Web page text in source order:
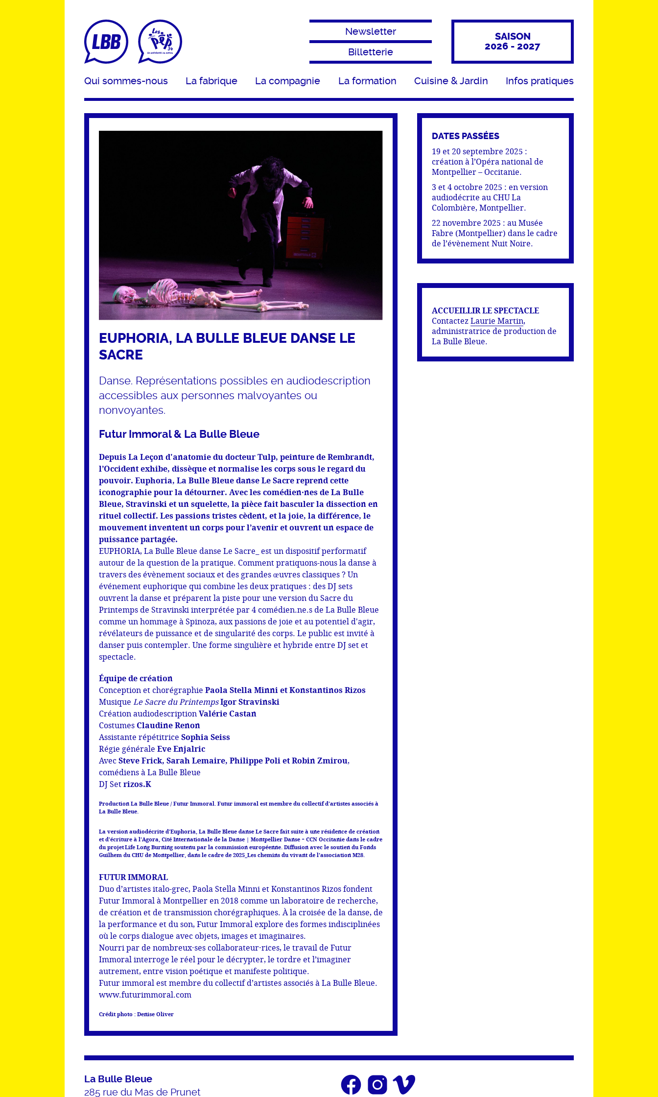
Newsletter
Billetterie
SAISON
2026 - 2027
Qui sommes-nous La fabrique La compagnie La formation Cuisine & Jardin Infos pratiques
EUPHORIA, LA BULLE BLEUE DANSE LE
SACRE
Danse. Représentations possibles en audiodescription
accessibles aux personnes malvoyantes ou
nonvoyantes.
Futur Immoral & La Bulle Bleue
Depuis La Leçon d'anatomie du docteur Tulp, peinture de Rembrandt,
l’Occident exhibe, dissèque et normalise les corps sous le regard du
pouvoir. Euphoria, La Bulle Bleue danse Le Sacre reprend cette
iconographie pour la détourner. Avec les comédien·nes de La Bulle
Bleue, Stravinski et un squelette, la pièce fait basculer la dissection en
rituel collectif. Les passions tristes cèdent, et la joie, la différence, le
mouvement inventent un corps pour l’avenir et ouvrent un espace de
puissance partagée.
EUPHORIA, La Bulle Bleue danse Le Sacre_ est un dispositif performatif
autour de la question de la pratique. Comment pratiquons-nous la danse à
travers des évènement sociaux et des grandes œuvres classiques ? Un
événement euphorique qui combine les deux pratiques : des DJ sets
ouvrent la danse et préparent la piste pour une version du Sacre du
Printemps de Stravinski interprétée par 4 comédien.ne.s de La Bulle Bleue
comme un hommage à Spinoza, aux passions de joie et au potentiel d'agir,
révélateurs de puissance et de singularité des corps. Le public est invité à
danser puis contempler. Une forme singulière et hybride entre DJ set et
spectacle.
Équipe de création
Conception et chorégraphie Paola Stella Minni et Konstantinos Rizos
Musique Le Sacre du Printemps Igor Stravinski
Création audiodescription Valérie Castan
Costumes Claudine Renon
Assistante répétitrice Sophia Seiss
Régie générale Eve Enjalric
Avec Steve Frick, Sarah Lemaire, Philippe Poli et Robin Zmirou,
comédiens à La Bulle Bleue
DJ Set rizos.K
Production La Bulle Bleue / Futur Immoral. Futur immoral est membre du collectif d’artistes associés à
La Bulle Bleue.
La version audiodécrite d’Euphoria, La Bulle Bleue danse Le Sacre fait suite à une résidence de création
et d’écriture à l’Agora, Cité Internationale de la Danse | Montpellier Danse + CCN Occitanie dans le cadre
du projet Life Long Burning soutenu par la commission européenne. Diffusion avec le soutien du Fonds
Guilhem du CHU de Montpellier, dans le cadre de 2025_Les chemins du vivant de l'association M28.
FUTUR IMMORAL
Duo d’artistes italo-grec, Paola Stella Minni et Konstantinos Rizos fondent
Futur Immoral à Montpellier en 2018 comme un laboratoire de recherche,
de création et de transmission chorégraphiques. À la croisée de la danse, de
la performance et du son, Futur Immoral explore des formes indisciplinées
où le corps dialogue avec objets, images et imaginaires.
Nourri par de nombreux·ses collaborateur·rices, le travail de Futur
Immoral interroge le réel pour le décrypter, le tordre et l’imaginer
autrement, entre vision poétique et manifeste politique.
Futur immoral est membre du collectif d’artistes associés à La Bulle Bleue.
www.futurimmoral.com
Crédit photo : Denise Oliver
DATES PASSÉES
19 et 20 septembre 2025 :
création à l’Opéra national de
Montpellier – Occitanie.
3 et 4 octobre 2025 : en version
audiodécrite au CHU La
Colombière, Montpellier.
22 novembre 2025 : au Musée
Fabre (Montpellier) dans le cadre
de l’évènement Nuit Noire.
ACCUEILLIR LE SPECTACLE
Contactez Laurie Martin,
administratrice de production de
La Bulle Bleue.
La Bulle Bleue
285 rue du Mas de Prunet